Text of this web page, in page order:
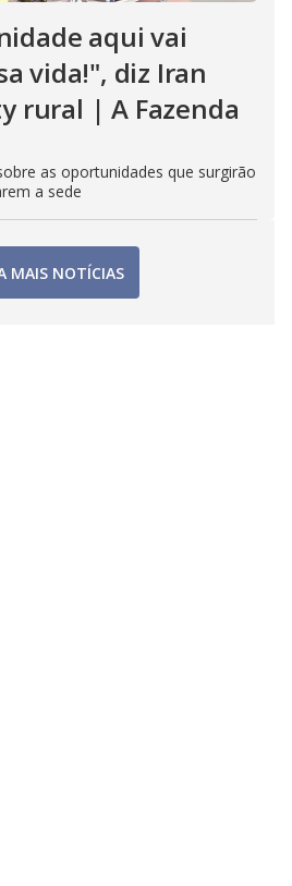
aqui vai
vida!", diz Iran
rural | A Fazenda
as oportunidades que surgirão
a sede
MAIS NOTÍCIAS